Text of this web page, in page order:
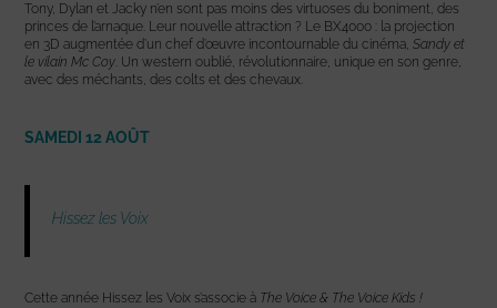
Tony, Dylan et Jacky n’en sont pas moins des virtuoses du boniment, des
princes de l’arnaque. Leur nouvelle attraction ? Le BX4000 : la projection
en 3D augmentée d’un chef d’œuvre incontournable du cinéma,Sandy et
le vilain Mc Coy. Un western oublié, révolutionnaire, unique en son genre,
avec des méchants, des colts et des chevaux.
SAMEDI 12 AOÛT
Hissez les Voix
Cette année Hissez les Voix s’associe à The Voice & The Voice Kids !